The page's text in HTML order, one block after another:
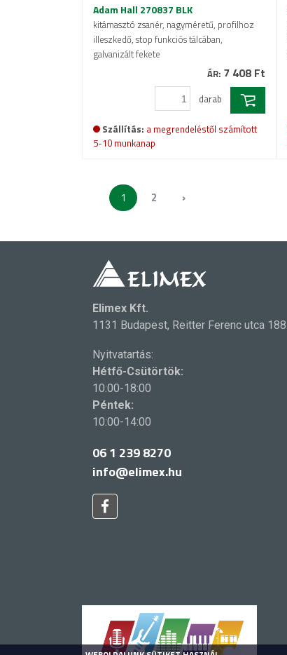
Adam Hall 270837 BLK
kitámasztó zsanér, nagyméretű, profilhoz
illeszkedő, stop funkciós tálcában,
galvanizált fekete
ÁR: 7 408 Ft
darab
Szállítás: a megrendeléstől számított
5-10 munkanap
1 2 ›
Elimex Kft.
1131 Budapest, Reitter Ferenc utca 188.
Nyitvatartás:
Hétfő-Csütörtök:
10:00-18:00
Péntek:
10:00-14:00
06 1 239 8270
info@elimex.hu